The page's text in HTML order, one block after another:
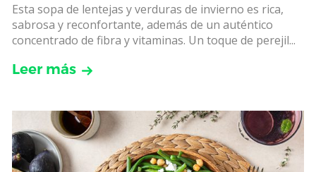
Esta sopa de lentejas y verduras de invierno es rica,
sabrosa y reconfortante, además de un auténtico
concentrado de fibra y vitaminas. Un toque de perejil...
Leer más